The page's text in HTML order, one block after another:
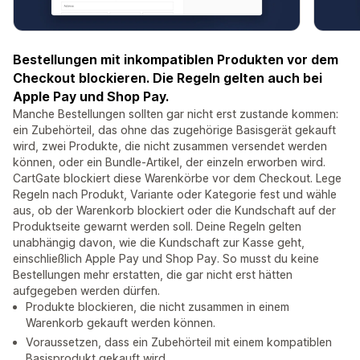
Bestellungen mit inkompatiblen Produkten vor dem
Checkout blockieren. Die Regeln gelten auch bei
Apple Pay und Shop Pay.
Manche Bestellungen sollten gar nicht erst zustande kommen:
ein Zubehörteil, das ohne das zugehörige Basisgerät gekauft
wird, zwei Produkte, die nicht zusammen versendet werden
können, oder ein Bundle-Artikel, der einzeln erworben wird.
CartGate blockiert diese Warenkörbe vor dem Checkout. Lege
Regeln nach Produkt, Variante oder Kategorie fest und wähle
aus, ob der Warenkorb blockiert oder die Kundschaft auf der
Produktseite gewarnt werden soll. Deine Regeln gelten
unabhängig davon, wie die Kundschaft zur Kasse geht,
einschließlich Apple Pay und Shop Pay. So musst du keine
Bestellungen mehr erstatten, die gar nicht erst hätten
aufgegeben werden dürfen.
Produkte blockieren, die nicht zusammen in einem
Warenkorb gekauft werden können.
Voraussetzen, dass ein Zubehörteil mit einem kompatiblen